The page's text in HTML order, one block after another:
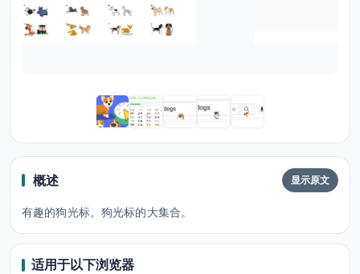
概述 显示原文
有趣的狗光标。狗光标的大集合。
适用于以下浏览器